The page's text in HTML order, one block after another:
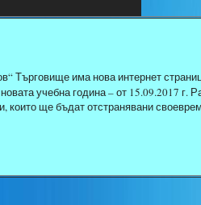
Търговище има нова интернет
учебна година – от 15.09.2017
които ще бъдат отстранявани